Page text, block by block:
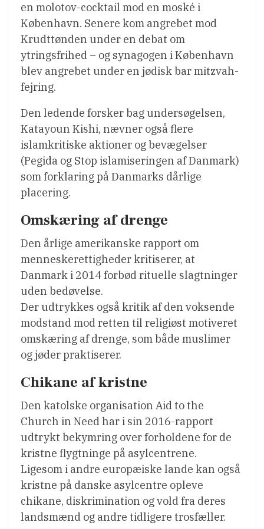
en molotov-cocktail mod en moské i
København. Senere kom angrebet mod
Krudttønden under en debat om
ytringsfrihed – og synagogen i København
blev angrebet under en jødisk bar mitzvah-
fejring.
Den ledende forsker bag undersøgelsen,
Katayoun Kishi, nævner også flere
islamkritiske aktioner og bevægelser
(Pegida og Stop islamiseringen af Danmark)
som forklaring på Danmarks dårlige
placering.
Omskæring af drenge
Den årlige amerikanske rapport om
menneskerettigheder kritiserer, at
Danmark i 2014 forbød rituelle slagtninger
uden bedøvelse.
Der udtrykkes også kritik af den voksende
modstand mod retten til religiøst motiveret
omskæring af drenge, som både muslimer
og jøder praktiserer.
Chikane af kristne
Den katolske organisation Aid to the
Church in Need har i sin 2016-rapport
udtrykt bekymring over forholdene for de
kristne flygtninge på asylcentrene.
Ligesom i andre europæiske lande kan også
kristne på danske asylcentre opleve
chikane, diskrimination og vold fra deres
landsmænd og andre tidligere trosfæller.